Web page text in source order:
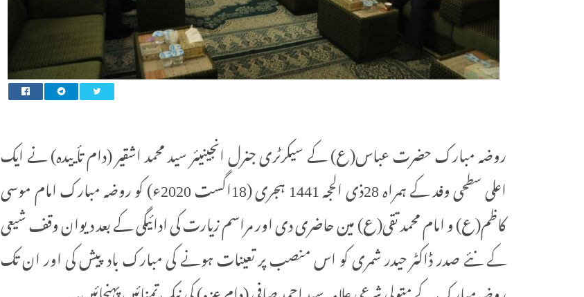
روضہ مبارک حضرت عباس(ع) کے سیکرٹری جنرل انجینیئر سید محمد اشقیر (دام تأييده) نے ایک
اعلی سطحی وفد کے ہمراہ 28ذی الحجہ 1441 ہجری (18اگست 2020ء) کو روضہ مبارک امام موسی
کاظم(ع) و امام محمد تقی(ع) مین حاضری دی اور مراسم زیارت کی ادائیگی کے بعد دیوان وقف شیعی
کے نئے صدر ڈاکٹر حیدر شمری کو اس منصب پر تعینات ہونے کی مبارک باد پیش کی اور ان تک